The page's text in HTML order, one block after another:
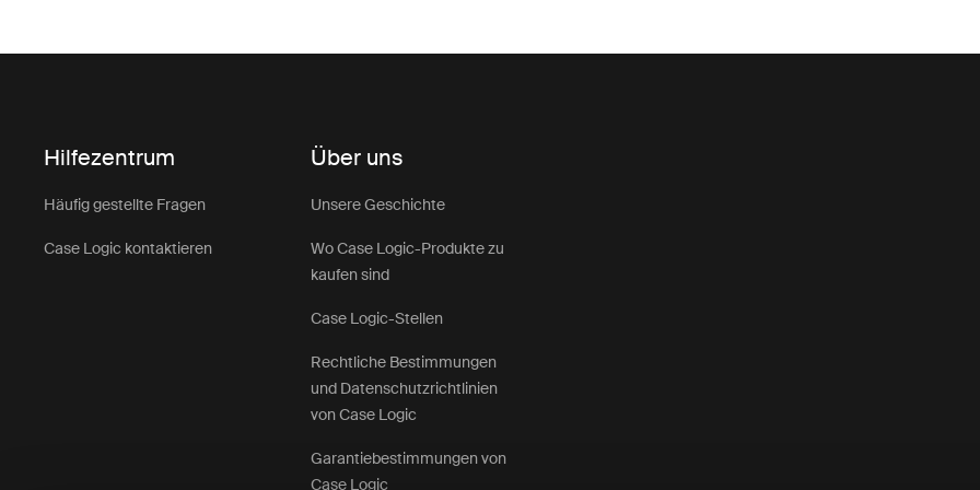
Hilfezentrum
Häufig gestellte Fragen
Case Logic kontaktieren
Über uns
Unsere Geschichte
Wo Case Logic-Produkte zu
kaufen sind
Case Logic-Stellen
Rechtliche Bestimmungen
und Datenschutzrichtlinien
von Case Logic
Garantiebestimmungen von
Case Logic